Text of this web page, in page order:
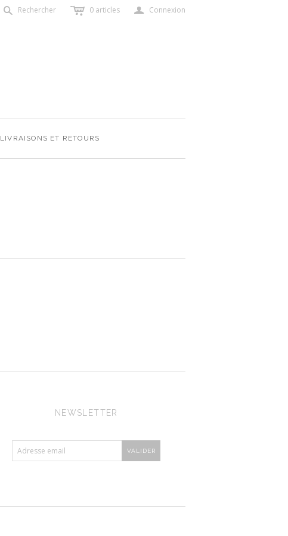
s Rechercher c 0 articles a Connexion
LIVRAISONS ET RETOURS
NEWSLETTER